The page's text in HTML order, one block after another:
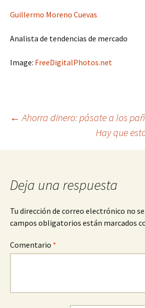
Guillermo Moreno Cuevas
Analista de tendencias de mercado
Image: FreeDigitalPhotos.net
Navegación
de
entradas
← Ahorra dinero: pásate a los
Hay que
Deja una respuesta
Tu dirección de correo electrónico no
campos obligatorios están marcados
Comentario *